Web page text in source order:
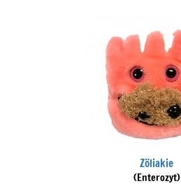
Zöliakie
(Enterozyt)